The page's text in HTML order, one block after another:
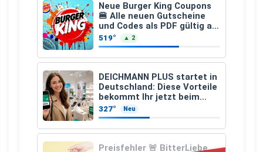
Neue Burger King Coupons
🍔 Alle neuen Gutscheine
und Codes als PDF gültig ab
25.07.2026 bis 04.09.2026
519° ▲ 2
DEICHMANN PLUS startet in
Deutschland: Diese Vorteile
bekommt Ihr jetzt beim
Schuhkauf
327° Neu
Preisfehler 🚨 BitterLiebe